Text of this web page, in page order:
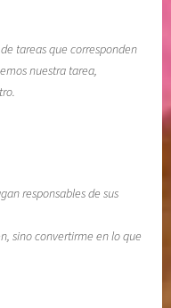
tareas que corresponden
nuestra tarea,
responsables de sus
sino convertirme en lo que